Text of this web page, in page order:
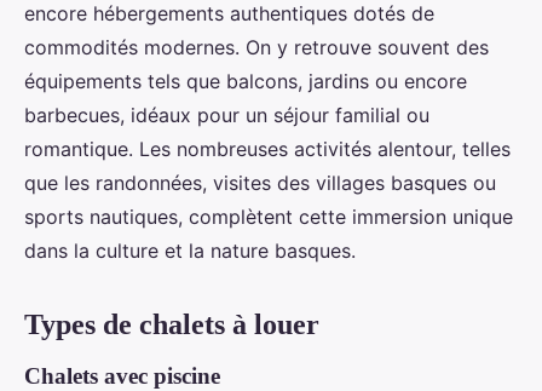
encore hébergements authentiques dotés de
commodités modernes. On y retrouve souvent des
équipements tels que balcons, jardins ou encore
barbecues, idéaux pour un séjour familial ou
romantique. Les nombreuses activités alentour, telles
que les randonnées, visites des villages basques ou
sports nautiques, complètent cette immersion unique
dans la culture et la nature basques.
Types de chalets à louer
Chalets avec piscine